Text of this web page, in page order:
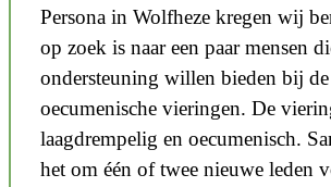
Persona in Wolfheze kregen wij
op zoek is naar een paar mensen
ondersteuning willen bieden bij de
oecumenische vieringen. De
laagdrempelig en oecumenisch. S
het om één of twee nieuwe leden